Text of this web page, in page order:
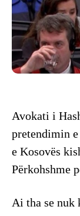
Avokati i
pretendimin
e Kosovës
Përkohshme
Ai tha se nuk